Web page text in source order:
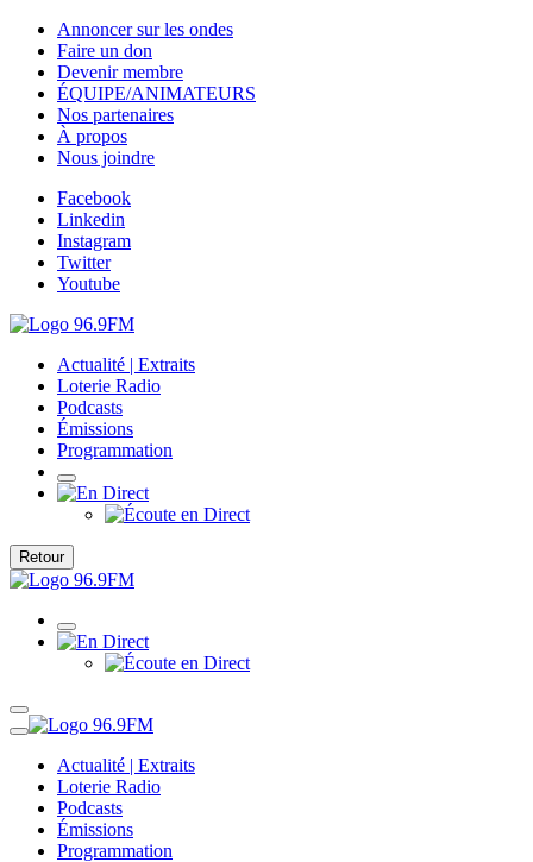
Annoncer sur les ondes
Faire un don
Devenir membre
ÉQUIPE/ANIMATEURS
Nos partenaires
À propos
Nous joindre
Facebook
Linkedin
Instagram
Twitter
Youtube
Actualité | Extraits
Loterie Radio
Podcasts
Émissions
Programmation
Retour
Actualité | Extraits
Loterie Radio
Podcasts
Émissions
Programmation